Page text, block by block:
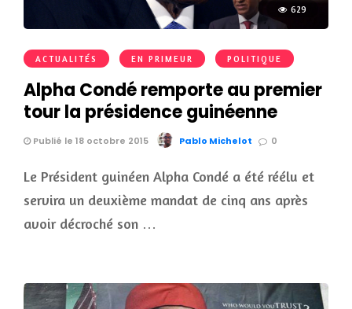
629
ACTUALITÉS EN PRIMEUR POLITIQUE
Alpha Condé remporte au premier
tour la présidence guinéenne
Publié le 18 octobre 2015 Pablo Michelot 0
Le Président guinéen Alpha Condé a été réélu et
servira un deuxième mandat de cinq ans après
avoir décroché son …